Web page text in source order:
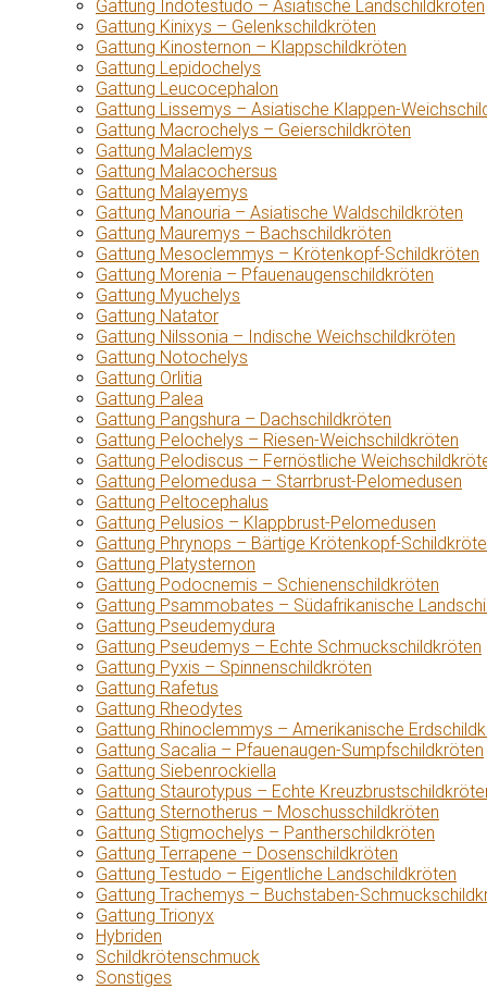
Gattung Indotestudo – Asiatische Landschildkröten
Gattung Kinixys – Gelenkschildkröten
Gattung Kinosternon – Klappschildkröten
Gattung Lepidochelys
Gattung Leucocephalon
Gattung Lissemys – Asiatische Klappen-
Gattung Macrochelys – Geierschildkröten
Gattung Malaclemys
Gattung Malacochersus
Gattung Malayemys
Gattung Manouria – Asiatische Waldschildkröten
Gattung Mauremys – Bachschildkröten
Gattung Mesoclemmys – Krötenkopf-Schildkröten
Gattung Morenia – Pfauenaugenschildkröten
Gattung Myuchelys
Gattung Natator
Gattung Nilssonia – Indische Weichschildkröten
Gattung Notochelys
Gattung Orlitia
Gattung Palea
Gattung Pangshura – Dachschildkröten
Gattung Pelochelys – Riesen-Weichschildkröten
Gattung Pelodiscus – Fernöstliche
Gattung Pelomedusa – Starrbrust-Pelomedusen
Gattung Peltocephalus
Gattung Pelusios – Klappbrust-Pelomedusen
Gattung Phrynops – Bärtige Krötenkopf-
Gattung Platysternon
Gattung Podocnemis – Schienenschildkröten
Gattung Psammobates – Südafrikanische
Gattung Pseudemydura
Gattung Pseudemys – Echte Schmuckschildkröten
Gattung Pyxis – Spinnenschildkröten
Gattung Rafetus
Gattung Rheodytes
Gattung Rhinoclemmys – Amerikanische
Gattung Sacalia – Pfauenaugen-Sumpfschildkröten
Gattung Siebenrockiella
Gattung Staurotypus – Echte
Gattung Sternotherus – Moschusschildkröten
Gattung Stigmochelys – Pantherschildkröten
Gattung Terrapene – Dosenschildkröten
Gattung Testudo – Eigentliche Landschildkröten
Gattung Trachemys – Buchstaben-
Gattung Trionyx
Hybriden
Schildkrötenschmuck
Sonstiges